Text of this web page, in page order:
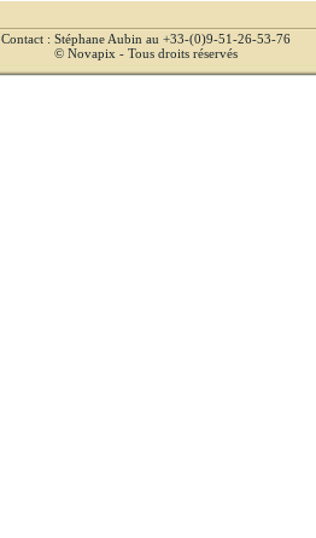
Contact : Stéphane Aubin au +33-(0)9-51-26-53-76
© Novapix - Tous droits réservés